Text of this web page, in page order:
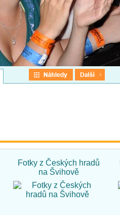
Fotky z Českých hradů
na Švihově